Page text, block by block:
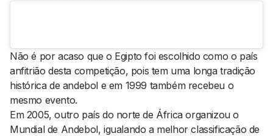
Não é por acaso que o Egipto foi escolhido como o país
anfitrião desta competição, pois tem uma longa tradição
histórica de andebol e em 1999 também recebeu o
mesmo evento.
Em 2005, outro país do norte de África organizou o
Mundial de Andebol, igualando a melhor classificação de